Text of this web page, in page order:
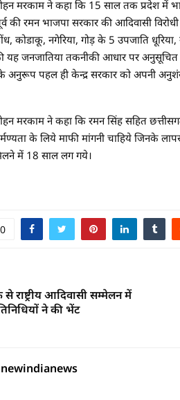
मरकाम ने कहा कि 15 साल तक प्रदेश में
की रमन भाजपा सरकार की आदिवासी
कोडाकू, नगेरिया, गोड़ के 5 उपजाति
यह जनजातिया तकनीकी आधार पर
पहल ही केन्द्र सरकार को अपनी
मरकाम ने कहा कि रमन सिंह सहित
के लिये माफी मांगनी चाहिये जिनके
में 18 साल लग गये।
0
राष्ट्रीय आदिवासी सम्मेलन में
ने की भेंट
newindianews